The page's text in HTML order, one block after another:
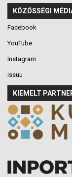
KÖZÖSSÉGI
Facebook
YouTube
Instagram
issuu
KIEMELT